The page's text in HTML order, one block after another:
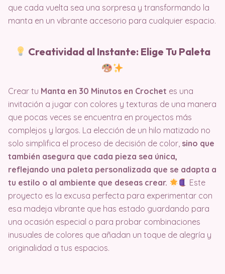
que cada vuelta sea una sorpresa y transformando la
manta en un vibrante accesorio para cualquier espacio.
Creatividad al Instante: Elige Tu Paleta
Crear tu Manta en 30 Minutos en Crochet es una
invitación a jugar con colores y texturas de una manera
que pocas veces se encuentra en proyectos más
complejos y largos. La elección de un hilo matizado no
solo simplifica el proceso de decisión de color, sino que
también asegura que cada pieza sea única,
reflejando una paleta personalizada que se adapta a
tu estilo o al ambiente que deseas crear.
Este
proyecto es la excusa perfecta para experimentar con
esa madeja vibrante que has estado guardando para
una ocasión especial o para probar combinaciones
inusuales de colores que añadan un toque de alegría y
originalidad a tus espacios.